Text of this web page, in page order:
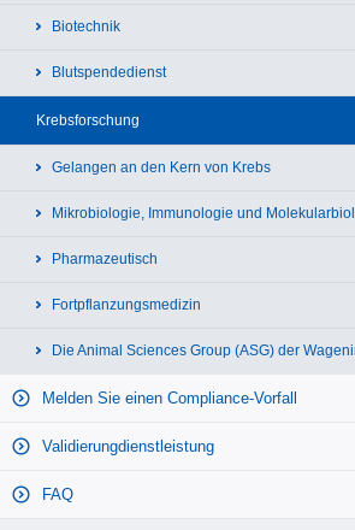
Biotechnik
Blutspendedienst
Krebsforschung
Gelangen an den Kern von Krebs
Mikrobiologie, Immunologie und
Pharmazeutisch
Fortpflanzungsmedizin
Die Animal Sciences Group (ASG) der
Melden Sie einen Compliance-Vorfall
Validierungdienstleistung
FAQ